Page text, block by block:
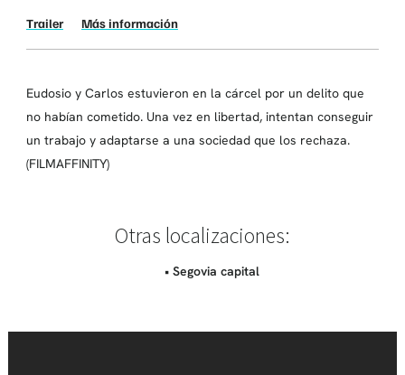
Trailer Más información
Eudosio y Carlos estuvieron en la cárcel por un delito que
no habían cometido. Una vez en libertad, intentan conseguir
un trabajo y adaptarse a una sociedad que los rechaza.
(FILMAFFINITY)
Otras localizaciones:
• Segovia capital